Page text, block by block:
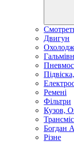
Двигун
Ремені
Фільтри
Кузов,
Богдан
Різне